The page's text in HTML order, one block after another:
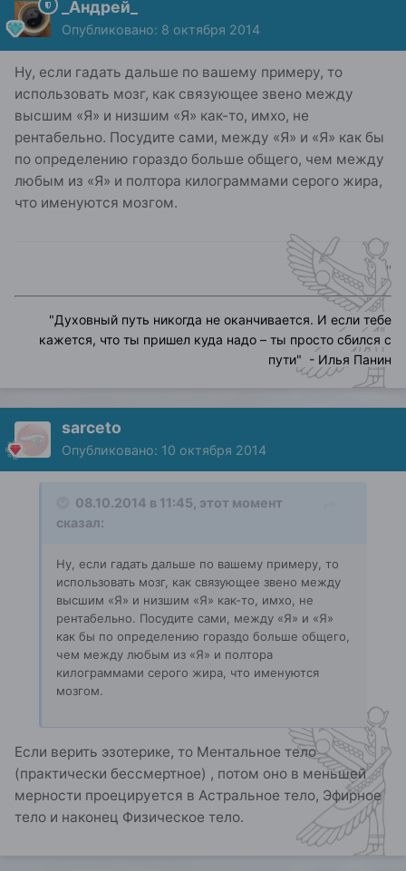
_Андрей_
Опубликовано: 8 октября 2014
Ну, если гадать дальше по вашему примеру, то
использовать мозг, как связующее звено между
высшим «Я» и низшим «Я» как-то, имхо, не
рентабельно. Посудите сами, между «Я» и «Я» как бы
по определению гораздо больше общего, чем между
любым из «Я» и полтора килограммами серого жира,
что именуются мозгом.
"
"Духовный путь никогда не оканчивается. И если тебе
кажется, что ты пришел куда надо – ты просто сбился с
пути" - Илья Панин
sarceto
Опубликовано: 10 октября 2014
08.10.2014 в 11:45, этот момент
сказал:
Ну, если гадать дальше по вашему примеру, то
использовать мозг, как связующее звено между
высшим «Я» и низшим «Я» как-то, имхо, не
рентабельно. Посудите сами, между «Я» и «Я»
как бы по определению гораздо больше общего,
чем между любым из «Я» и полтора
килограммами серого жира, что именуются
мозгом.
Если верить эзотерике, то Ментальное тело
(практически бессмертное) , потом оно в меньшей
мерности проецируется в Астральное тело, Эфирное
тело и наконец Физическое тело.